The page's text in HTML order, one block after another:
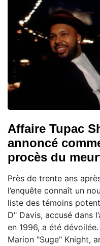
Affaire Tupac
annoncé
procès du
Près de trente ans
l’enquête connaît un
liste des témoins
D" Davis, accusé dans
en 1996, a été
Marion "Suge" Knight,